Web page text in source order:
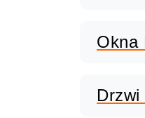
Okna
Drzwi